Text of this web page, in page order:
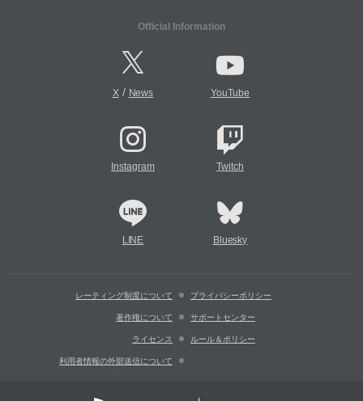
Official Information
X/ News YouTube
Instagram Twitch
LINE Bluesky
レーティング制度について プライバシーポリシー
著作権について サポートセンター
ライセンス ルール＆ポリシー
利用者情報の外部送信について